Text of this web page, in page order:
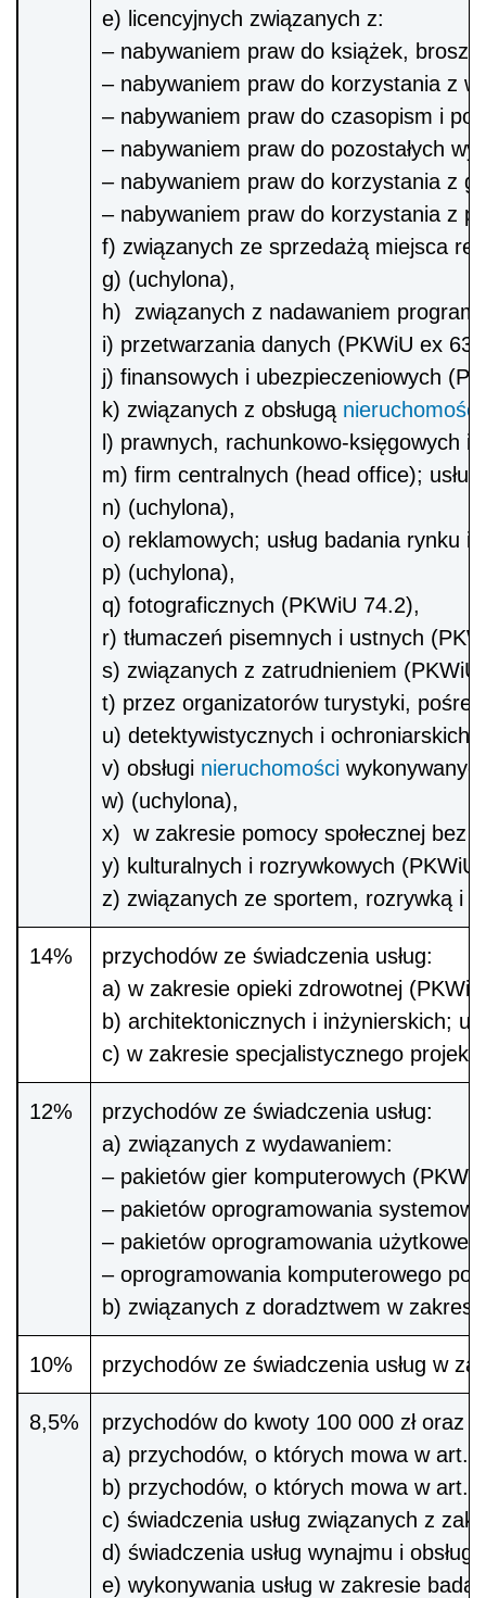
e) licencyjnych związanych z:
– nabywaniem praw do książek,
– nabywaniem praw do korzystania z
– nabywaniem praw do czasopism i
– nabywaniem praw do pozostałych
– nabywaniem praw do korzystania z
– nabywaniem praw do korzystania z
f) związanych ze sprzedażą miejsca
g) (uchylona),
h) związanych z nadawaniem
i) przetwarzania danych (PKWiU ex
j) finansowych i ubezpieczeniowych
k) związanych z obsługą nieruchomości
l) prawnych, rachunkowo-księgowych i
m) firm centralnych (head office);
n) (uchylona),
o) reklamowych; usług badania rynku i
p) (uchylona),
q) fotograficznych (PKWiU 74.2),
r) tłumaczeń pisemnych i ustnych
s) związanych z zatrudnieniem (PKWiU
t) przez organizatorów turystyki,
u) detektywistycznych i ochroniarskich
v) obsługi nieruchomości
w) (uchylona),
x) w zakresie pomocy społecznej bez
y) kulturalnych i rozrywkowych (PKWiU
z) związanych ze sportem, rozrywką i
14%
przychodów ze świadczenia usług:
a) w zakresie opieki zdrowotnej
b) architektonicznych i inżynierskich;
c) w zakresie specjalistycznego
12%
przychodów ze świadczenia usług:
a) związanych z wydawaniem:
– pakietów gier komputerowych
– pakietów oprogramowania
– pakietów oprogramowania
– oprogramowania komputerowego
b) związanych z doradztwem w
10% przychodów ze świadczenia usług w
8,5%
przychodów do kwoty 100 000 zł oraz
a) przychodów, o których mowa w art.
b) przychodów, o których mowa w art.
c) świadczenia usług związanych z
d) świadczenia usług wynajmu i
e) wykonywania usług w zakresie